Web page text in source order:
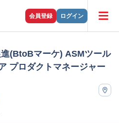
会員登録 ログイン
(BtoBマーケ) ASMツール
プロダクトマネージャー